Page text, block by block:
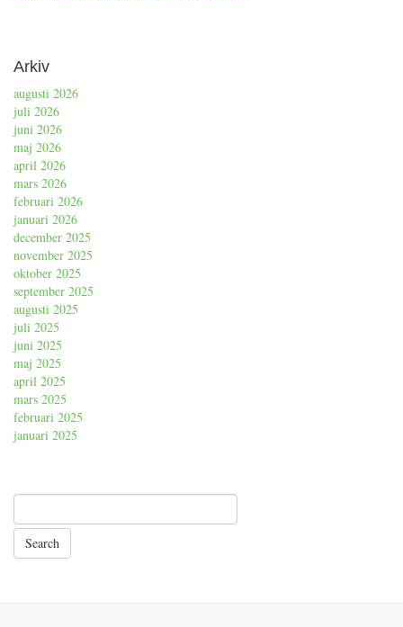
Arkiv
augusti 2026
juli 2026
juni 2026
maj 2026
april 2026
mars 2026
februari 2026
januari 2026
december 2025
november 2025
oktober 2025
september 2025
augusti 2025
juli 2025
juni 2025
maj 2025
april 2025
mars 2025
februari 2025
januari 2025